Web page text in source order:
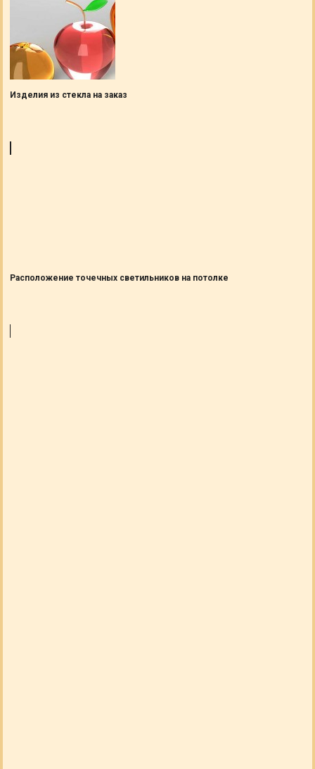
Изделия из стекла на заказ
Расположение точечных светильников на потолке